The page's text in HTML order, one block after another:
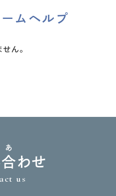
ムヘルプ
ん。
合
あ
わせ
us